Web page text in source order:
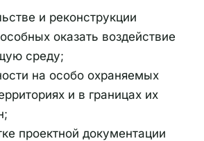
и реконструкции
оказать воздействие
среду;
на особо охраняемых
и в границах их
проектной документации